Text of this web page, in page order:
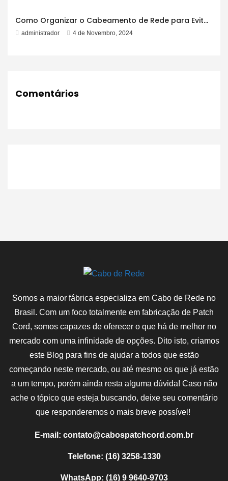
Como Organizar o Cabeamento de Rede para Evitar Emaranhados
administrador 4 de Novembro, 2024
Comentários
Somos a maior fábrica especializa em Cabo de Rede no
Brasil. Com um foco totalmente em fabricação de Patch
Cord, somos capazes de oferecer o que há de melhor no
mercado com uma infinidade de opções. Dito isto, criamos
este Blog para fins de ajudar a todos que estão
começando neste mercado, ou até mesmo os que já estão
a um tempo, porém ainda resta alguma dúvida! Caso não
ache o tópico que esteja buscando, deixe seu comentário
que responderemos o mais breve possível!
E-mail: contato@cabospatchcord.com.br
Telefone: (16) 3258-1330
WhatsApp: (16) 9 9640-9703